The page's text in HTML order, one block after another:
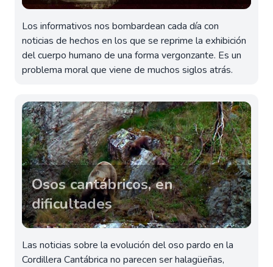
Los informativos nos bombardean cada día con
noticias de hechos en los que se reprime la exhibición
del cuerpo humano de una forma vergonzante. Es un
problema moral que viene de muchos siglos atrás.
Osos cantábricos, en
dificultades
Las noticias sobre la evolución del oso pardo en la
Cordillera Cantábrica no parecen ser halagüeñas,